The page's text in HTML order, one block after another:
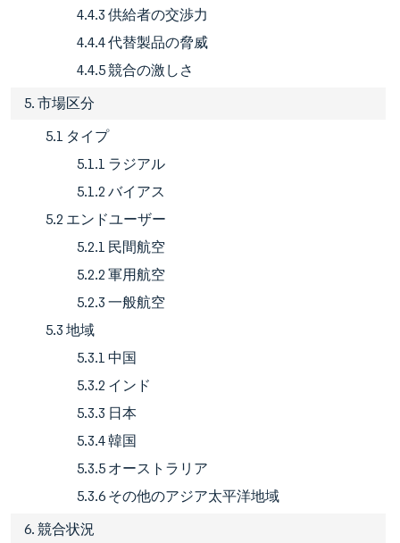
4.4.3 供給者の交渉力
4.4.4 代替製品の脅威
4.4.5 競合の激しさ
5. 市場区分
5.1 タイプ
5.1.1 ラジアル
5.1.2 バイアス
5.2 エンドユーザー
5.2.1 民間航空
5.2.2 軍用航空
5.2.3 一般航空
5.3 地域
5.3.1 中国
5.3.2 インド
5.3.3 日本
5.3.4 韓国
5.3.5 オーストラリア
5.3.6 その他のアジア太平洋地域
6. 競合状況